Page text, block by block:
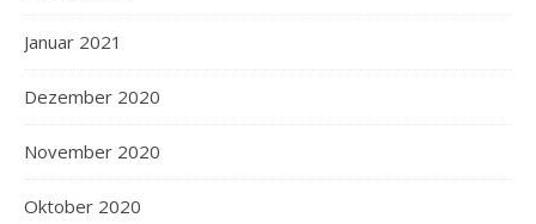
Januar 2021
Dezember 2020
November 2020
Oktober 2020